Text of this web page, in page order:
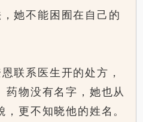
她不能困囿在自己的
联系医生开的处方，
药物没有名字，她也从
更不知晓他的姓名。